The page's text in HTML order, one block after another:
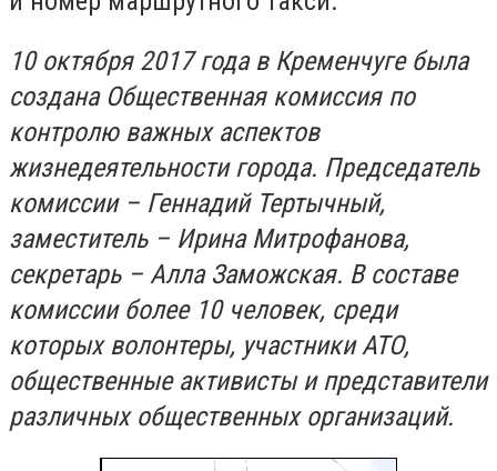
10 октября 2017 года в Кременчуге была
создана Общественная комиссия по
контролю важных аспектов
жизнедеятельности города. Председатель
комиссии – Геннадий Тертычный,
заместитель – Ирина Митрофанова,
секретарь – Алла Заможская. В составе
комиссии более 10 человек, среди
которых волонтеры, участники АТО,
общественные активисты и представители
различных общественных организаций.